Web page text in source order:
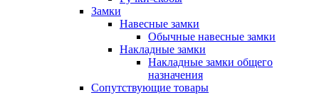
Замки
Навесные замки
Обычные навесные замки
Накладные замки
Накладные замки общего
назначения
Сопутствующие товары